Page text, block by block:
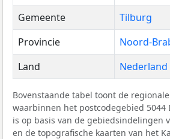
Gemeente
Tilburg
Provincie
Noord-
Land
Nederland
Bovenstaande tabel toont de
waarbinnen het postcodegebied 5044
is op basis van de gebiedsindelingen
en de topografische kaarten van het